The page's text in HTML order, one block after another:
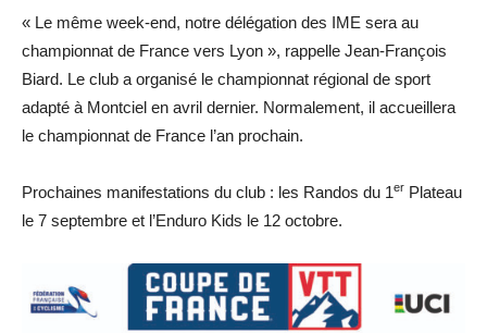
« Le même week-end, notre délégation des IME sera au
championnat de France vers Lyon », rappelle Jean-François
Biard. Le club a organisé le championnat régional de sport
adapté à Montciel en avril dernier. Normalement, il accueillera
le championnat de France l’an prochain.
Prochaines manifestations du club : les Randos du 1er Plateau
le 7 septembre et l’Enduro Kids le 12 octobre.